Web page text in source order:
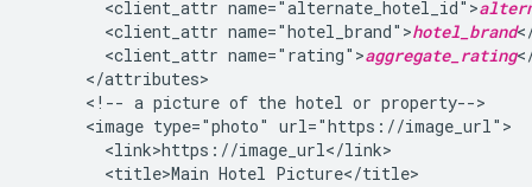
<client_attr name="alternate_hotel_id">
<client_attr name="hotel_brand">hotel_brand
<client_attr name="rating">aggregate_rating
<!-- a picture of the hotel or
<image type="photo"
<title>Main Hotel